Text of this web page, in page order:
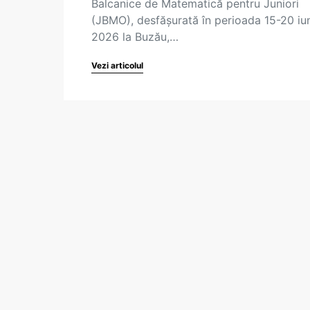
Balcanice de Matematică pentru Juniori
(JBMO), desfășurată în perioada 15-20
2026 la Buzău,…
Vezi articolul